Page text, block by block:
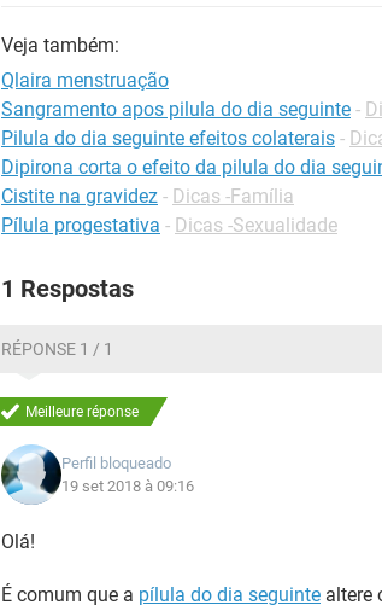
Veja também:
Qlaira menstruação
Sangramento apos pilula do dia seguinte -
Pilula do dia seguinte efeitos colaterais -
Dipirona corta o efeito da pilula do dia
Cistite na gravidez - Dicas -Família
Pílula progestativa - Dicas -Sexualidade
1 Respostas
RÉPONSE 1 / 1
Meilleure réponse
Perfil bloqueado
19 set 2018 à 09:16
Olá!
É comum que a pílula do dia seguinte altere